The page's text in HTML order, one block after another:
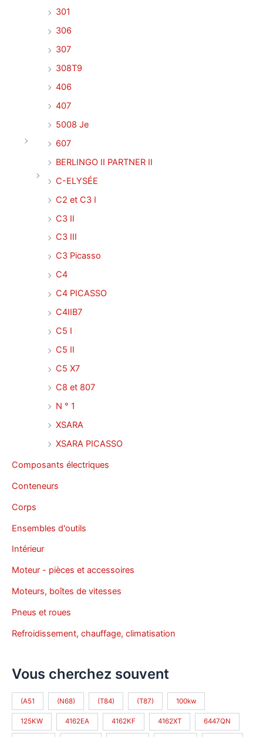
301
306
307
308T9
406
407
5008 Je
607
BERLINGO II PARTNER II
C-ELYSÉE
C2 et C3 I
C3 II
C3 III
C3 Picasso
C4
C4 PICASSO
C4IIB7
C5 I
C5 II
C5 X7
C8 et 807
N ° 1
XSARA
XSARA PICASSO
Composants électriques
Conteneurs
Corps
Ensembles d'outils
Intérieur
Moteur - pièces et accessoires
Moteurs, boîtes de vitesses
Pneus et roues
Refroidissement, chauffage, climatisation
Vous cherchez souvent
(A51 (N68) (T84) (T87) 100kw
125KW 4162EA 4162KF 4162XT 6447QN